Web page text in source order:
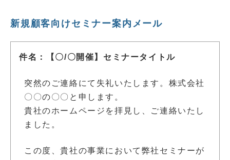
新規顧客向けセミナー案内メール
件名：【〇/〇開催】セミナータイトル
突然のご連絡にて失礼いたします。株式会社
〇〇の〇〇と申します。
貴社のホームページを拝見し、ご連絡いたし
ました。
この度、貴社の事業において弊社セミナーが